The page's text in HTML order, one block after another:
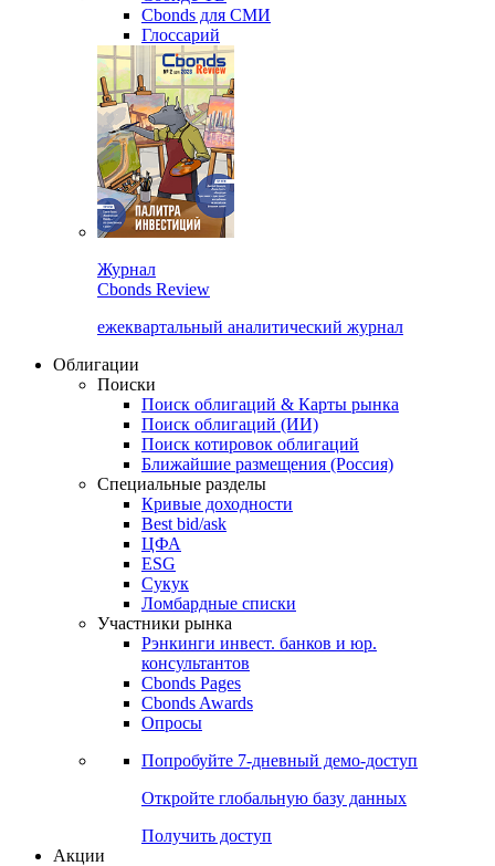
Новости & Research Hub
Новости рынка
Research Hub
Сбондс-ТВ
Cbonds для СМИ
Глоссарий
Cbonds Review
ежеквартальный аналитический журнал
Облигации
Поиски
Поиск облигаций & Карты рынка
Поиск облигаций (ИИ)
Поиск котировок облигаций
Ближайшие размещения (Россия)
Специальные разделы
Кривые доходности
Best bid/ask
ЦФА
ESG
Сукук
Ломбардные списки
Участники рынка
Рэнкинги инвест. банков и юр.
Cbonds Pages
Опросы
Попробуйте7-дневный